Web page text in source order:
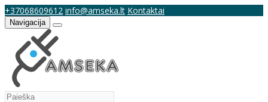
+37068609612 info@amseka.lt Kontaktai
Navigacija